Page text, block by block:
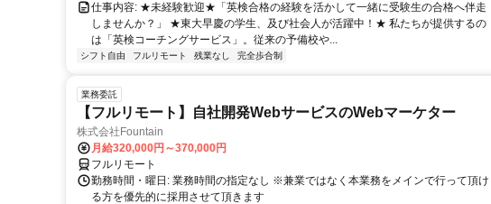
仕事内容: ★未経験歓迎★「英検合格の経験を活かして一緒に受験生の合格へ伴走
しませんか？」 ★東大早慶の学生、及び社会人が活躍中！★ 私たちが提供するの
は「英検コーチングサービス」。従来の予備校や...
シフト自由 フルリモート 残業なし 完全歩合制
業務委託
【フルリモート】自社開発WebサービスのWebマーケター
株式会社Fountain
月給320,000円～370,000円
フルリモート
勤務時間・曜日: 業務時間の指定なし ※兼業ではなく本業務をメインで行って頂け
る方を優先的に採用させて頂きます